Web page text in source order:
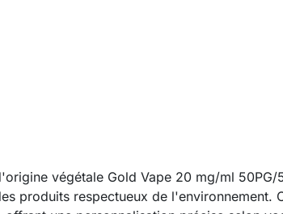
végétale Gold Vape 20 mg/ml
produits respectueux de l'environnement.